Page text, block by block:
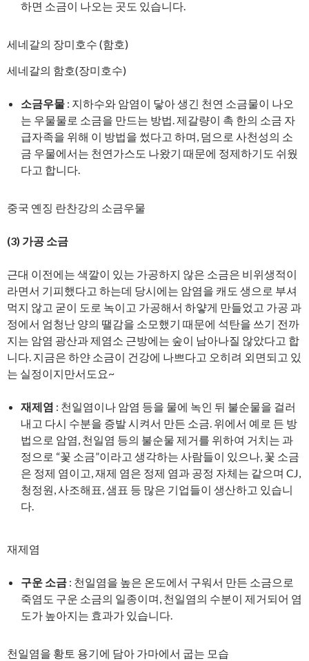
하면 소금이 나오는 곳도 있습니다.
세네갈의 장미호수 (함호)
세네갈의 함호(장미호수)
소금우물 : 지하수와 암염이 닿아 생긴 천연 소금물이 나오
는 우물물로 소금을 만드는 방법. 제갈량이 촉 한의 소금 자
급자족을 위해 이 방법을 썼다고 하며, 덤으로 사천성의 소
금 우물에서는 천연가스도 나왔기 때문에 정제하기도 쉬웠
다고 합니다.
중국 옌징 란찬강의 소금우물
(3) 가공 소금
근대 이전에는 색깔이 있는 가공하지 않은 소금은 비위생적이
라면서 기피했다고 하는데 당시에는 암염을 캐도 생으로 부셔
먹지 않고 굳이 도로 녹이고 가공해서 하얗게 만들었고 가공 과
정에서 엄청난 양의 땔감을 소모했기 때문에 석탄을 쓰기 전까
지는 암염 광산과 제염소 근방에는 숲이 남아나질 않았다고 합
니다. 지금은 하얀 소금이 건강에 나쁘다고 오히려 외면되고 있
는 실정이지만서도요~
재제염 : 천일염이나 암염 등을 물에 녹인 뒤 불순물을 걸러
내고 다시 수분을 증발 시켜서 만든 소금. 위에서 예로 든 방
법으로 암염, 천일염 등의 불순물 제거를 위하여 거치는 과
정으로 “꽃 소금”이라고 생각하는 사람들이 있으나, 꽃 소금
은 정제 염이고, 재제 염은 정제 염과 공정 자체는 같으며 CJ,
청정원, 사조해표, 샘표 등 많은 기업들이 생산하고 있습니
다.
재제염
구운 소금 : 천일염을 높은 온도에서 구워서 만든 소금으로
죽염도 구운 소금의 일종이며, 천일염의 수분이 제거되어 염
도가 높아지는 효과가 있습니다.
천일염을 황토 용기에 담아 가마에서 굽는 모습